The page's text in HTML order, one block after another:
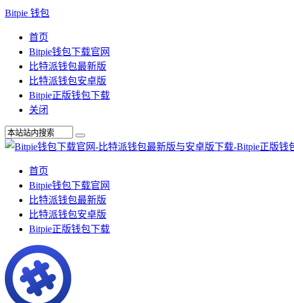
Bitpie 钱包
首页
Bitpie钱包下载官网
比特派钱包最新版
比特派钱包安卓版
Bitpie正版钱包下载
关闭
首页
Bitpie钱包下载官网
比特派钱包最新版
比特派钱包安卓版
Bitpie正版钱包下载